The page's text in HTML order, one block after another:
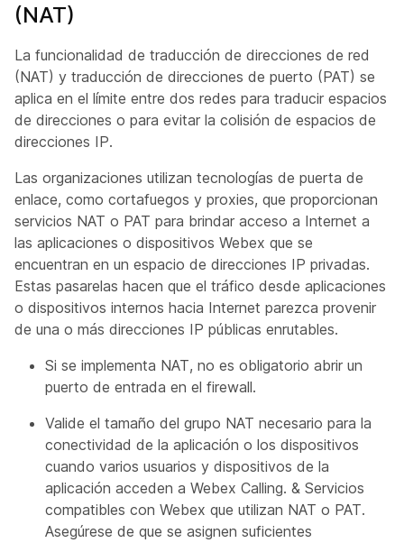
(NAT)
La funcionalidad de traducción de direcciones de red
(NAT) y traducción de direcciones de puerto (PAT) se
aplica en el límite entre dos redes para traducir espacios
de direcciones o para evitar la colisión de espacios de
direcciones IP.
Las organizaciones utilizan tecnologías de puerta de
enlace, como cortafuegos y proxies, que proporcionan
servicios NAT o PAT para brindar acceso a Internet a
las aplicaciones o dispositivos Webex que se
encuentran en un espacio de direcciones IP privadas.
Estas pasarelas hacen que el tráfico desde aplicaciones
o dispositivos internos hacia Internet parezca provenir
de una o más direcciones IP públicas enrutables.
Si se implementa NAT, no es obligatorio abrir un
puerto de entrada en el firewall.
Valide el tamaño del grupo NAT necesario para la
conectividad de la aplicación o los dispositivos
cuando varios usuarios y dispositivos de la
aplicación acceden a Webex Calling. & Servicios
compatibles con Webex que utilizan NAT o PAT.
Asegúrese de que se asignen suficientes